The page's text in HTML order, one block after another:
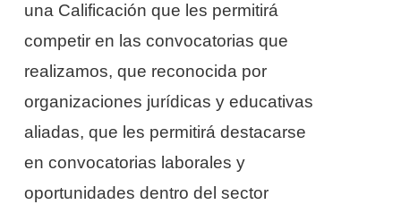
una Calificación que les permitirá
competir en las convocatorias que
realizamos, que reconocida por
organizaciones jurídicas y educativas
aliadas, que les permitirá destacarse
en convocatorias laborales y
oportunidades dentro del sector